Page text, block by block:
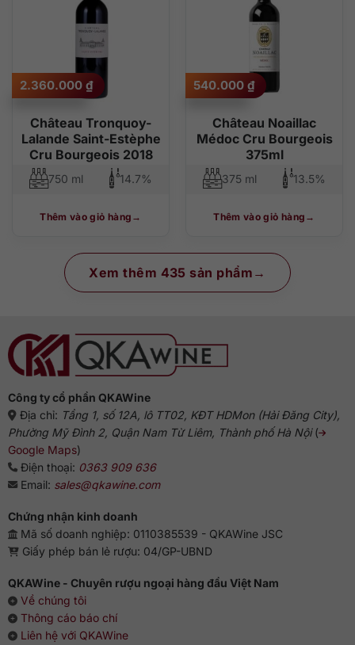
Château Tronquoy-
Lalande Saint-Estèphe
Cru Bourgeois 2018
2.360.000 ₫
750 ml 14.7%
Thêm vào giỏ hàng
Château Noaillac
Médoc Cru Bourgeois
375ml
540.000 ₫
375 ml 13.5%
Thêm vào giỏ hàng
Xem thêm 435 sản phẩm
Công ty cổ phần QKAWine
Địa chỉ: Tầng 1, số 12A, lô TT02, KĐT HDMon (Hải Đăng City),
Phường Mỹ Đình 2, Quận Nam Từ Liêm, Thành phố Hà Nội(
Google Maps)
Điện thoại: 0363 909 636
Email: sales@qkawine.com
Chứng nhận kinh doanh
Mã số doanh nghiệp: 0110385539 - QKAWine JSC
Giấy phép bán lẻ rượu: 04/GP-UBND
QKAWine - Chuyên rượu ngoại hàng đầu Việt Nam
Về chúng tôi
Thông cáo báo chí
Liên hệ với QKAWine